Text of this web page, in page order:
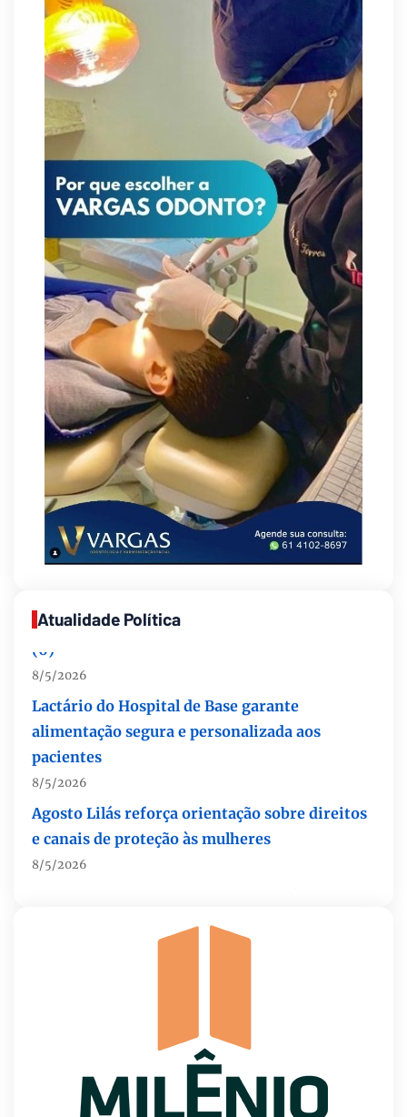
Atualidade Política
Jardim Botânico: MPDFT ajuíza ação contra
obras em sítio arqueológico pré-histórico
8/6/2026
Provedores de internet transformam o Wi-Fi
em ferramenta de fidelização e novas receitas
8/6/2026
Autoridades celebram legado de Augusto
Nardes em jantar em Brasília
8/5/2026
Unidade oferece atendimento especializado a
crianças e adolescentes vítimas de violência
sexual no DF
8/5/2026
Planaltina terá reforço de ônibus para a 6ª
Feira Nacional da Uva e do Vinho
8/5/2026
Endereços em Planaltina terão o fornecimento
8/5/2026
Lactário do Hospital de Base garante
alimentação segura e personalizada aos
pacientes
8/5/2026
Agosto Lilás reforça orientação sobre direitos
e canais de proteção às mulheres
8/5/2026
Anvisa propõe atualizar as normas da
propaganda de alimentos e de medicamentos
PL quer assegurar direito ao voto de agentes